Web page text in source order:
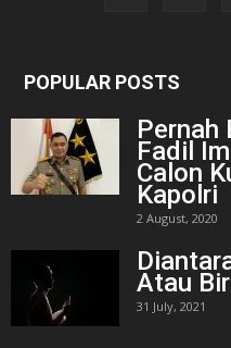
POPULAR POSTS
Pernah
Fadil
Calon
Kapolri
2 August, 2020
Atau
31 July, 2021